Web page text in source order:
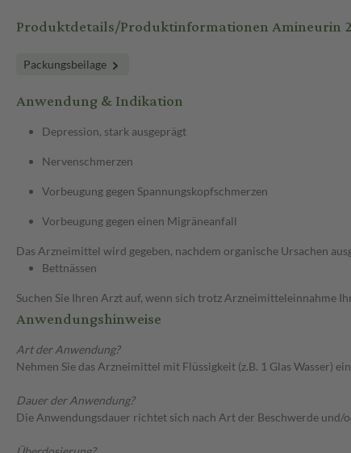
Produktdetails/Produktinformationen Amineurin
Packungsbeilage
Anwendung & Indikation
Depression, stark ausgeprägt
Nervenschmerzen
Vorbeugung gegen Spannungskopfschmerzen
Vorbeugung gegen einen Migräneanfall
Das Arzneimittel wird gegeben, nachdem organische Ursachen
Bettnässen
Suchen Sie Ihren Arzt auf, wenn sich trotz Arzneimitteleinnahme
Anwendungshinweise
Art der Anwendung?
Nehmen Sie das Arzneimittel mit Flüssigkeit (z.B. 1 Glas Wasser)
Dauer der Anwendung?
Die Anwendungsdauer richtet sich nach Art der Beschwerde